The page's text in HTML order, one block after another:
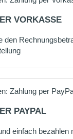
VORKASSE
den
PAYPAL
einfach bezahlen